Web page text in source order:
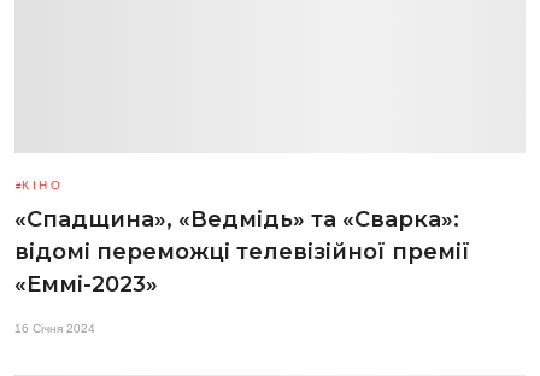
КІНО
«Спадщина», «Ведмідь» та «Сварка»:
відомі переможці телевізійної премії
«Еммі-2023»
16 Січня 2024